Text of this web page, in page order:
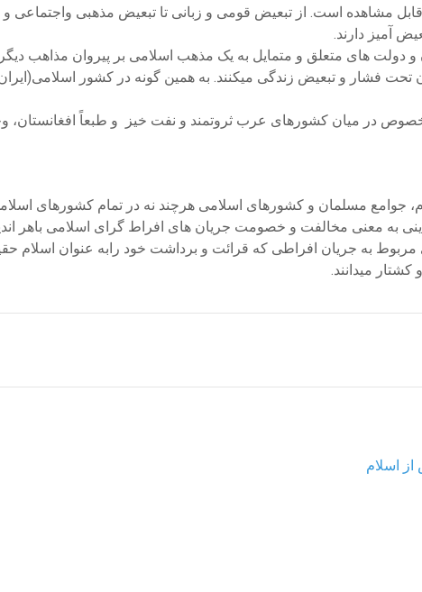
مشاهده است. از تبعیض قومی و زبانی تا تبعیض مذهبی واجتماعی
آمیز دارند.
های متعلق و متمایل به یک مذهب اسلامی بر پیروان مذاهب
تحت فشار و تبعیض زندگی میکنند. به همین گونه در کشور
در میان کشورهای عرب ثروتمند و نفت خیز و طبعاً افغانستان،
جوامع مسلمان و کشورهای اسلامی هرچند نه در تمام کشورهای
به معنی مخالفت و خصومت جریان های افراط گرای اسلامی باهر
به جریان افراطی که قرائت و برداشت خود رابه عنوان اسلام
میدانند.
از اسلام